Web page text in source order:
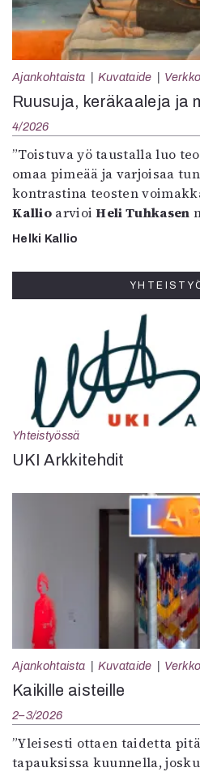
Ajankohtaista Kuvataide
Ruusuja, keräkaaleja ja
4/2026
”Toistuva yö taustalla luo
omaa pimeää ja varjoisaa
kontrastina teosten
KallioarvioiHeli Tuhkasen
Helki Kallio
Yhteistyössä
UKI Arkkitehdit
Ajankohtaista Kuvataide
Kaikille aisteille
2–3/2026
”Yleisesti ottaen taidetta
tapauksissa kuunnella,